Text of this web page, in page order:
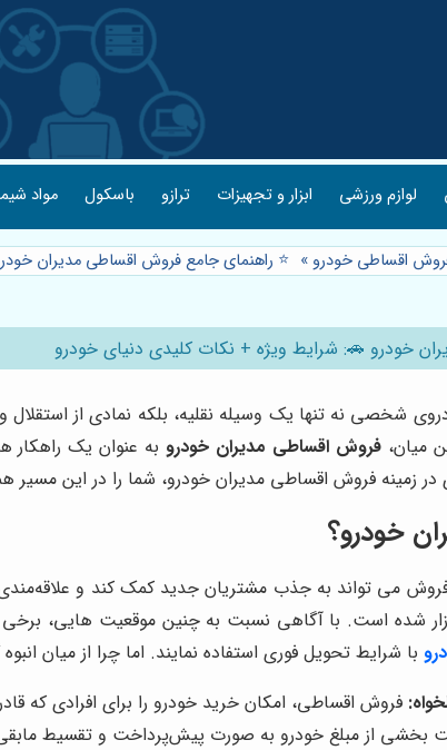
لوازم ورزشی ابزار و تجهیزات ترازو باسکول مواد
اقساطی خودرو » ⭐️ راهنمای جامع فروش اقساطی مدیران
خودرو 🚗: شرایط ویژه + نکات کلیدی دنیای خودرو
شخصی نه تنها یک وسیله نقلیه، بلکه نمادی از
میان، فروش اقساطی مدیران خودروبه عنوان یک راهکار
در زمینه فروش اقساطی مدیران خودرو، شما را در این مسیر
خودرو؟
می تواند به جذب مشتریان جدید کمک کند و
شده است. با آگاهی نسبت به چنین موقعیت هایی، برخی از
با شرایط تحویل فوری استفاده نمایند. اما چرا از میان
فروش اقساطی، امکان خرید خودرو را برای افرادی که
بخشی از مبلغ خودرو به صورت پیش‌پرداخت و تقسیط